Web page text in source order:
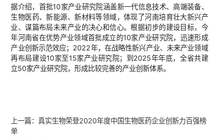
据介绍，首批10家产业研究院涵盖新一代信息技术、高端装备、
生物医药、新能源、新材料等领域，体现了河南培育壮大新兴产
业、谋篇布局未来产业的决心和信心。根据初步的建设目标，今
年河南省在优势产业领域首批成立的10家产业研究院，迅速形成
产业创新示范效应；2022年，在战略性新兴产业、未来产业领域
再布局建设10家至15家产业研究院；到2025年年底，全省共建
立50家产业研究院，形成比较完善的产业创新体系。
上一篇：真实生物荣登2020年度中国生物医药企业创新力百强榜
单